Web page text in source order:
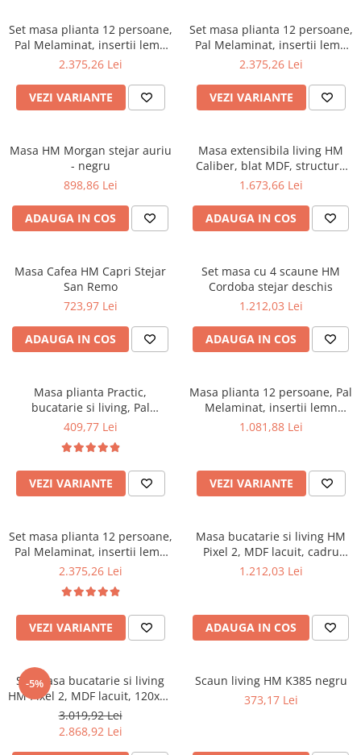
Saltele cu arcuri impachetate
individual
Saltele Memory Pocket
Saltele Memory Foam
Saltele Memory Pocket
Saltele cu spuma
Saltele cu spuma
Saltele Latex
Saltele 140x200
Saltele 160x200
Saltele 180x200
Top saltele
Top saltele 10 cm
Top saltele memory 5 cm
Top saltele MemoHR 6.5 cm
Saltele ieftine
Saltele cu plasa de arcuri
Saltele cu spuma
Paturi
Seturi de pat si saltea
Masute de toaleta
Mobilier living
Mobila living
Comode living
Set mese plus scaune
Mobilier birou
Etajere Birou
Dulap birou
Scaune pentru birou
Scaune pentru vizitatori
Mobilier bucatarie
Mese bucatarie
Scaune pentru bucatarie
Seturi mese si scaune bucatarie
Mobila hol
Suporturi si rafturi pantofi
Portmantouri
Pantofare
Seturi mobilier hol
Stender haine
Etajere
Cuiere
Mobilier gradinita
Scaune birou
Scaune profesionale
Scaune birou copii
Scaune gradinita
Scaune conferinta
Set masa plianta 12 persoane,
Pal Melaminat, insertii lemn
masiv, 274x75x78 cm si 6
ecologica, cires
2.375,26 Lei
VEZI VARIANTE
Set masa plianta 12 persoane,
Pal Melaminat, insertii lemn
masiv, 274x75x78 cm si 6
ecologica, fag
2.375,26 Lei
VEZI VARIANTE
Masa HM Morgan stejar auriu
- negru
898,86 Lei
ADAUGA IN COS
Masa extensibila living HM
Caliber, blat MDF, structura
metalica, 160-200x90x76 cm,
1.673,66 Lei
ADAUGA IN COS
Masa Cafea HM Capri Stejar
San Remo
723,97 Lei
ADAUGA IN COS
Set masa cu 4 scaune HM
Cordoba stejar deschis
1.212,03 Lei
ADAUGA IN COS
Masa plianta Practic,
bucatarie si living, Pal
Melaminat, insertii lemn
rotunjite, 120x74x75 cm,
stejar sonoma
409,77 Lei
VEZI VARIANTE
Masa plianta 12 persoane, Pal
Melaminat, insertii lemn
masiv, sistem cuplare blat,
1.081,88 Lei
VEZI VARIANTE
Set masa plianta 12 persoane,
Pal Melaminat, insertii lemn
masiv, 274x75x78 cm si 6
ecologica, stejar sonoma
2.375,26 Lei
VEZI VARIANTE
Masa bucatarie si living HM
Pixel 2, MDF lacuit, cadru
metalic, 120x76 cm, 4
1.212,03 Lei
ADAUGA IN COS
-5%
Set masa bucatarie si living
HM Pixel 2, MDF lacuit, 120x76
cm, alb/negru si 4 scaune HM
K279, piele ecologica, cadru
metalic, 100 kg, gri
3.019,92 Lei
2.868,92 Lei
Scaun living HM K385 negru
373,17 Lei